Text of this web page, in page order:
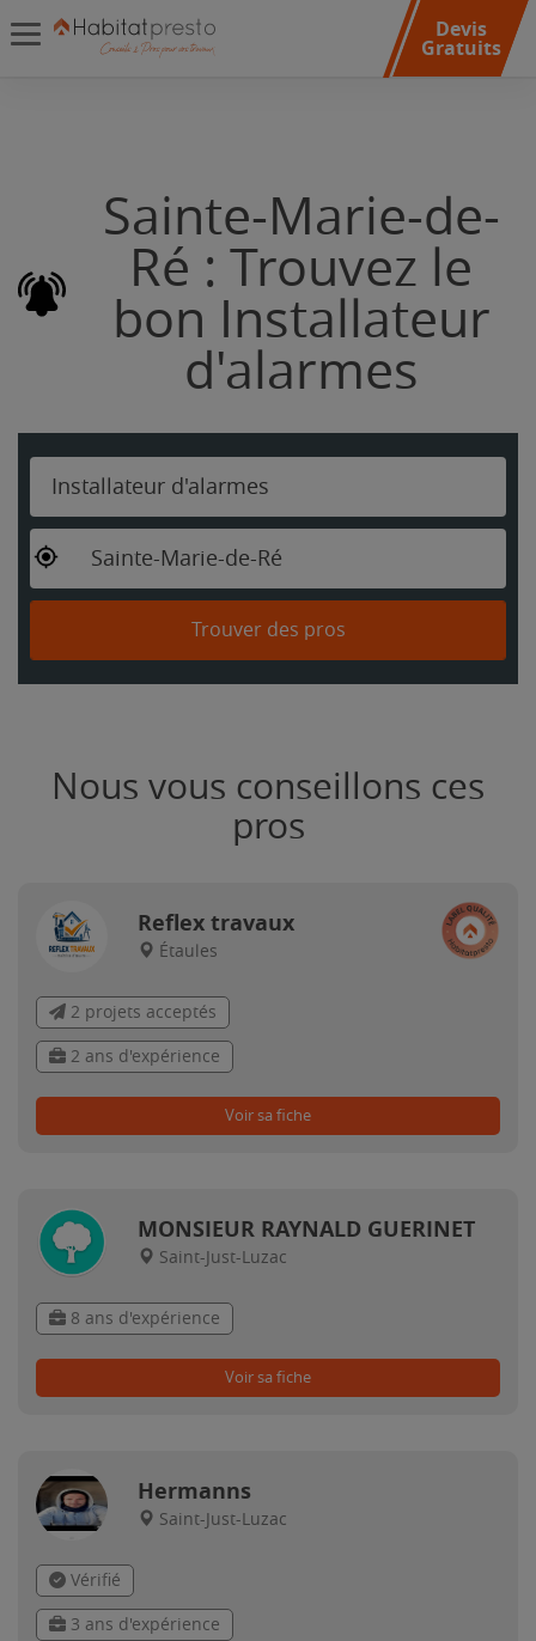
Devis
Gratuits
Sainte-Marie-de-
Ré : Trouvez le
bon Installateur
d'alarmes
Installateur d'alarmes
Sainte-Marie-de-Ré
Trouver des pros
Nous vous conseillons ces
pros
Reflex travaux
Étaules
2 projets acceptés
2 ans d'expérience
Voir sa fiche
MONSIEUR RAYNALD GUERINET
Saint-Just-Luzac
8 ans d'expérience
Voir sa fiche
Hermanns
Saint-Just-Luzac
Vérifié
3 ans d'expérience